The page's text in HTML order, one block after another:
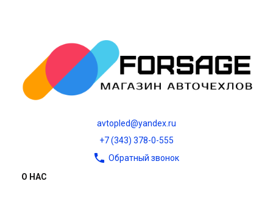
avtopled@yandex.ru
+7 (343) 378-0-555
Обратный звонок
О НАС